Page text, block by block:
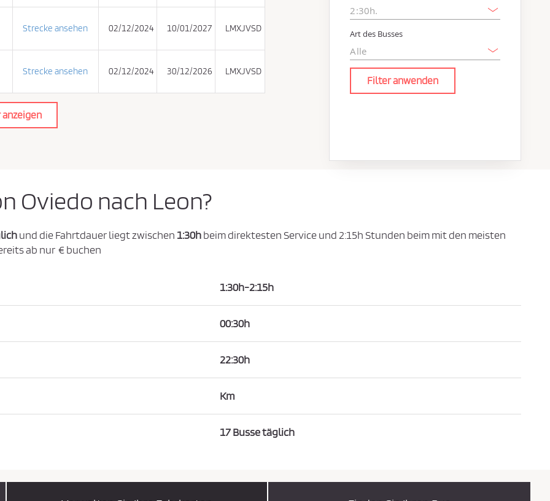
Strecke ansehen 02/12/2024 10/01/2027 LMXJVSD
Strecke ansehen 02/12/2024 30/12/2026 LMXJVSD
anzeigen
Art des Busses
Filter anwenden
Oviedo nach Leon?
und die Fahrtdauer liegt zwischen 1:30hbeim direktesten Service und 2:15h Stunden beim mit den meisten
ab nur € buchen
1:30h-2:15h
00:30h
22:30h
Km
17 Busse täglich